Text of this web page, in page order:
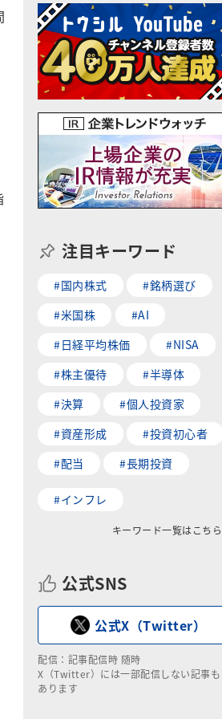
注目キーワード
#国内株式
#銘柄選び
#米国株
#AI
#日経平均株価
#NISA
#株主優待
#半導体
#決算
#個人投資家
#資産形成
#投資初心者
#配当
#長期投資
#インフレ
キーワード一覧はこちら
公式SNS
公式X（Twitter）
配信：記事配信時 随時
X（Twitter）には一部配信しない記事も
あります